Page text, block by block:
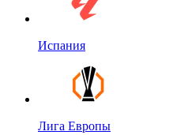
Испания
Лига Европы